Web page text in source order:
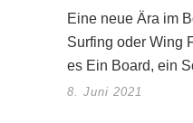
Eine neue Ära im
Surfing oder Wing
es Ein Board, ein
8. Juni 2021